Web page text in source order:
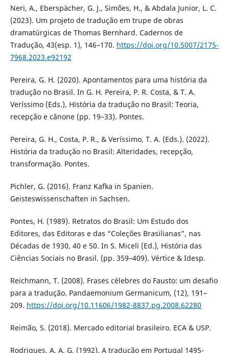
Neri, A., Eberspächer, G. J., Simões, H., & Abdala Junior, L. C.
(2023). Um projeto de tradução em trupe de obras
dramatúrgicas de Thomas Bernhard. Cadernos de
Tradução, 43(esp. 1), 146–170. https://doi.org/10.5007/2175-
7968.2023.e92192
Pereira, G. H. (2020). Apontamentos para uma história da
tradução no Brasil. In G. H. Pereira, P. R. Costa, & T. A.
Veríssimo (Eds.), História da tradução no Brasil: Teoria,
recepção e cânone (pp. 19–33). Pontes.
Pereira, G. H., Costa, P. R., & Veríssimo, T. A. (Eds.). (2022).
História da tradução no Brasil: Alteridades, recepção,
transformação. Pontes.
Pichler, G. (2016). Franz Kafka in Spanien.
Geisteswissenschaften in Sachsen.
Pontes, H. (1989). Retratos do Brasil: Um Estudo dos
Editores, das Editoras e das “Coleções Brasilianas”, nas
Décadas de 1930, 40 e 50. In S. Miceli (Ed.), História das
Ciências Sociais no Brasil. (pp. 359–409). Vértice & Idesp.
Reichmann, T. (2008). Frases célebres do Fausto: um desafio
para a tradução. Pandaemonium Germanicum, (12), 191–
209. https://doi.org/10.11606/1982-8837.pg.2008.62280
Reimão, S. (2018). Mercado editorial brasileiro. ECA & USP.
Rodrigues, A. A. G. (1992). A tradução em Portugal 1495-